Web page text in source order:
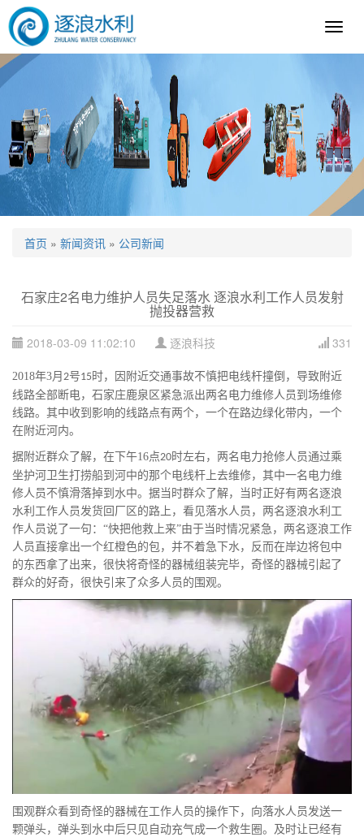
逐
首页 » 新闻资讯 » 公司新闻
石家庄2名电力维护人员失足落水 逐浪水利工作人员发射
抛投器营救
331
2018-03-09 11:02:10 逐浪科技
2018年3月 2号15时，因附近交通事故不慎把电线杆撞倒，导致附近
线路全部断电，石家庄鹿泉区紧急派出两名电力维修人员到场维修
线路。其中收到影响的线路点有两个，一个在路边绿化带内，一个
在附近河内。
据附近群众了解，在下午16点20时左右，两名电力抢修人员通过乘
坐护河卫生打捞船到河中的那个电线杆上去维修，其中一名电力维
修人员不慎滑落掉到水中。据当时群众了解，当时正好有两名逐浪
水利工作人员发货回厂区的路上，看见落水人员，两名逐浪水利工
作人员说了一句：“快把他救上来”由于当时情况紧急，两名逐浪工作
人员直接拿出一个红橙色的包，并不着急下水，反而在岸边将包中
的东西拿了出来，很快将奇怪的器械组装完毕，奇怪的器械引起了
群众的好奇，很快引来了众多人员的围观。
围观群众看到奇怪的器械在工作人员的操作下，向落水人员发送一
颗弹头，弹头到水中后只见自动充气成一个救生圈。及时让已经有